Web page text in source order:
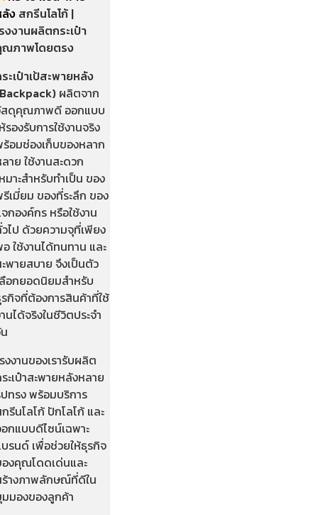
ง สกรีนโลโก้ |
งงานผลิตกระเป๋า
ภาพโดยตรง
ะเป๋าเป้สะพายหลัง
ผลิตจาก
ดุคุณภาพดี ออกแบบ
รองรับการใช้งานจริง
อมช่องเก็บของหลาก
าย ใช้งานสะดวก
มาะสำหรับทำเป็น ของ
เมี่ยม ของที่ระลึก ของ
กองค์กร หรือใช้งาน
ไป ด้วยความจุที่เพียง
ใช้งานได้ทนทาน และ
พายสบาย จึงเป็นตัว
อกยอดนิยมสำหรับ
กิจที่ต้องการสินค้าที่ใช้
นได้จริงในชีวิตประจำ
งงานของเรารับผลิต
ะเป๋าสะพายหลังหลาย
ทรง พร้อมบริการ
รีนโลโก้ ปักโลโก้ และ
กแบบดีไซน์เฉพาะ
รนด์ เพื่อช่วยให้ธุรกิจ
งคุณโดดเด่นและ
างภาพลักษณ์ที่ดีใน
มองของลูกค้า